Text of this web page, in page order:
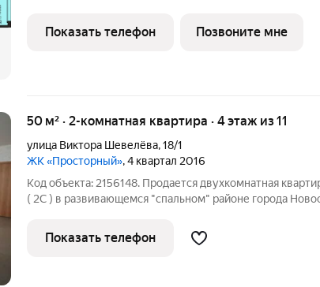
точность конструкций, современную архитектуру и
расположение в экологически чистой
Показать телефон Позвоните мне
50 м² · 2-комнатная квартира · 4 этаж из 11
улица Виктора Шевелёва,18/1
ЖК «Просторный», 4 квартал 2016
Код объекта: 2156148. Продается двухкомнатная
( 2С ) в развивающемся "спальном" районе города
рядом Магазины , аптеки , пункты выдачи находятся на
Показать телефон